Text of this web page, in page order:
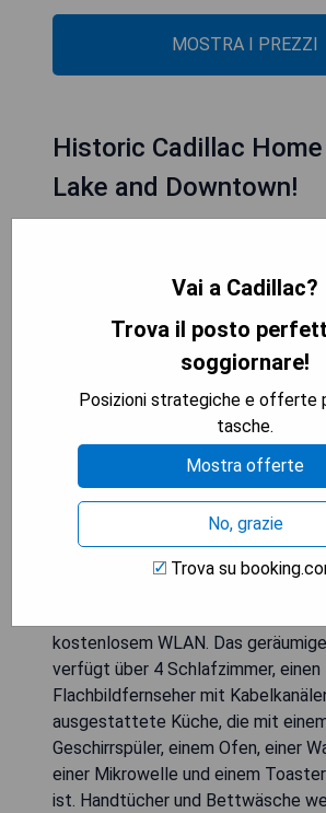
MOSTRA I PREZZI
Historic Cadillac
Lake and Downtown!
Das Historic Cadillac Home Walk to
Downtown! liegt in Cadillac, 7 km
Johnson Hunting and Fishing Center
kostenlosem WLAN. Das
verfügt über 4 Schlafzimmer, einen
Flachbildfernseher mit
ausgestattete Küche, die mit
Geschirrspüler, einem Ofen, einer
einer Mikrowelle und einem
ist. Handtücher und Bettwäsche
Vai a Cadillac?
Trova il posto
soggiornare!
Posizioni strategiche e offerte
tasche.
Mostra offerte
No, grazie
Trova su